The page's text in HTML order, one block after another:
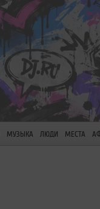
МУЗЫКА ЛЮДИ МЕСТА